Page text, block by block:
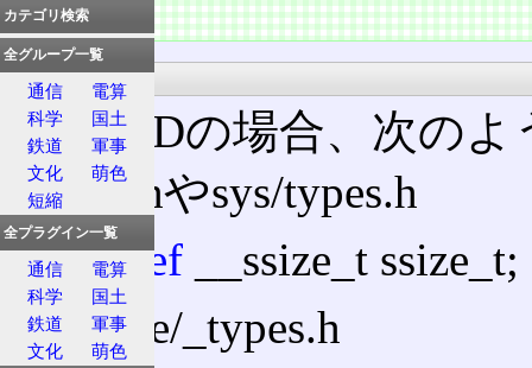
定義
FreeBSD
FreeBSDの場合、次の
unistd.hやsys/types.h
typedef __ssize_t ssize_t;
machine/_types.h
カテゴリ検索
全グループ一覧
通信
電算
科学
国土
鉄道
軍事
文化
萌色
短縮
全プラグイン一覧
通信
電算
科学
国土
鉄道
軍事
文化
萌色